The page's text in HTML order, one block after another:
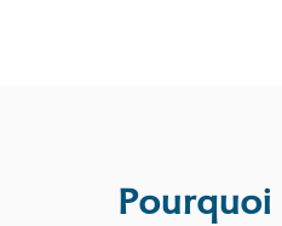
Pourquoi